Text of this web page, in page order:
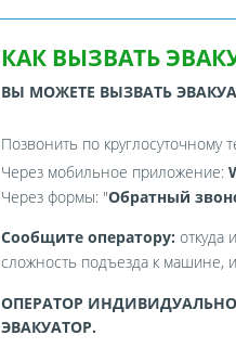
КАК ВЫЗВАТЬ
ВЫ МОЖЕТЕ ВЫЗВАТЬ
Позвонить по круглосуточному
Через мобильное приложение:
Через формы: "Обратный
Сообщите оператору: откуда
сложность подъезда к машине,
ОПЕРАТОР
ЭВАКУАТОР.